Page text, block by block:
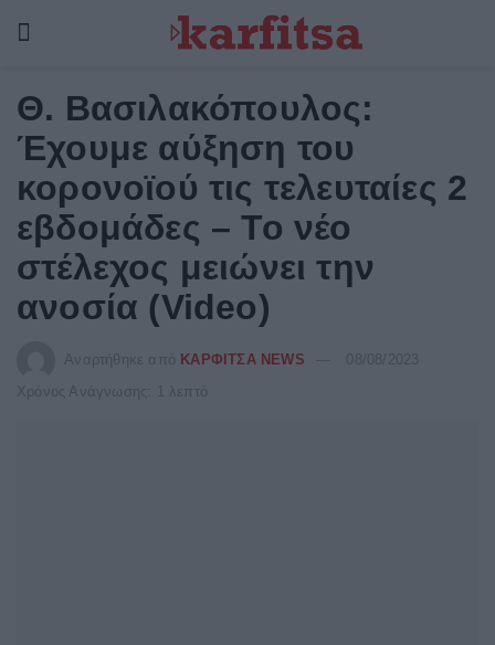
Θ. Βασιλακόπουλος:
Έχουμε αύξηση του
κορονοϊού τις τελευταίες 2
εβδομάδες – Το νέο
στέλεχος μειώνει την
ανοσία (Video)
Αναρτήθηκε από ΚΑΡΦΙΤΣΑ NEWS
08/08/2023
Χρόνος Ανάγνωσης: 1 λεπτό